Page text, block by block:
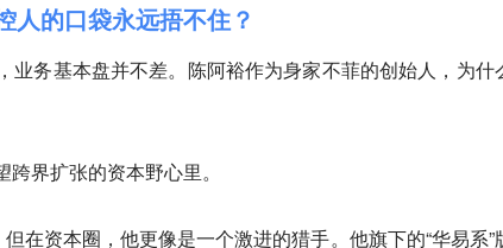
人的口袋永远捂不住？
业务基本盘并不差。陈阿裕作为身家不菲的创始人，为什
界扩张的资本野心里。
在资本圈，他更像是一个激进的猎手。他旗下的“华易系”